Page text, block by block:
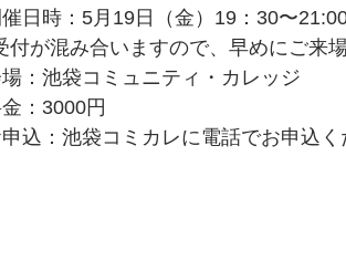
日時：5月19日（金）19：30〜
付が混み合いますので、早めにご来
：池袋コミュニティ・カレッジ
：3000円
込：池袋コミカレに電話でお申込